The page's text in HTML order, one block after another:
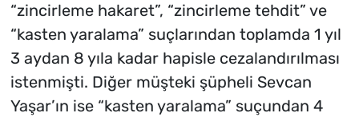
“zincirleme hakaret”, “zincirleme tehdit” ve
“kasten yaralama” suçlarından toplamda 1 yıl
3 aydan 8 yıla kadar hapisle cezalandırılması
istenmişti. Diğer müşteki şüpheli Sevcan
Yaşar’ın ise “kasten yaralama” suçundan 4